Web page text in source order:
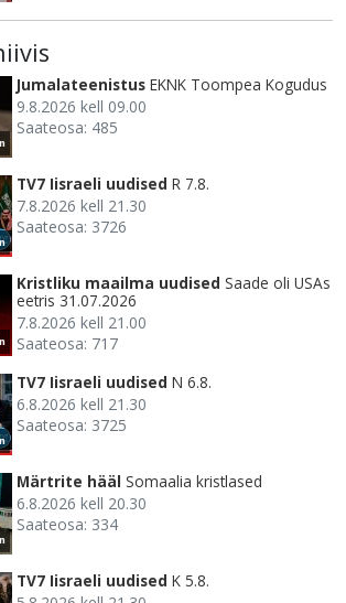
Jumalateenistus EKNK Toompea Kogudus
9.8.2026 kell 09.00
Saateosa: 485
TV7 Iisraeli uudised R 7.8.
7.8.2026 kell 21.30
Saateosa: 3726
Kristliku maailma uudised Saade oli USAs
eetris 31.07.2026
7.8.2026 kell 21.00
Saateosa: 717
TV7 Iisraeli uudised N 6.8.
6.8.2026 kell 21.30
Saateosa: 3725
Märtrite hääl Somaalia kristlased
6.8.2026 kell 20.30
Saateosa: 334
TV7 Iisraeli uudised K 5.8.